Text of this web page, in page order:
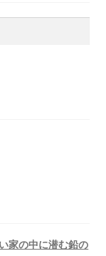
家の中に潜む鉛の